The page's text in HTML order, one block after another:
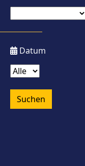
Datum
Suchen